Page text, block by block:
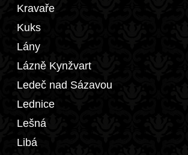
Kravaře
Kuks
Lány
Lázně Kynžvart
Ledeč nad Sázavou
Lednice
Lešná
Libá